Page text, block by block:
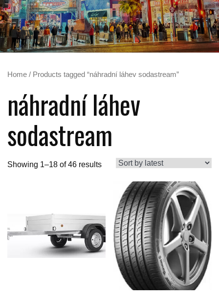
Home / Products tagged “náhradní láhev sodastream”
náhradní láhev
sodastream
Showing 1–18 of 46 results